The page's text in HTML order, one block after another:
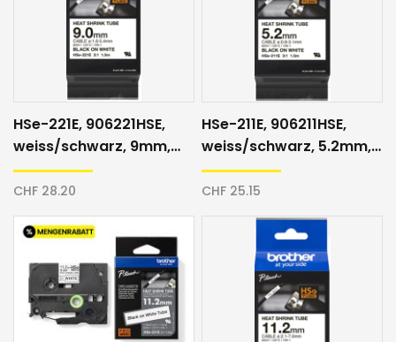
HSe-221E, 906221HSE,
weiss/schwarz, 9mm,
Schrumpfschlauch
CHF 28.20
HSe-211E, 906211HSE,
weiss/schwarz, 5.2mm,
Schrumpfschlauch
CHF 25.15